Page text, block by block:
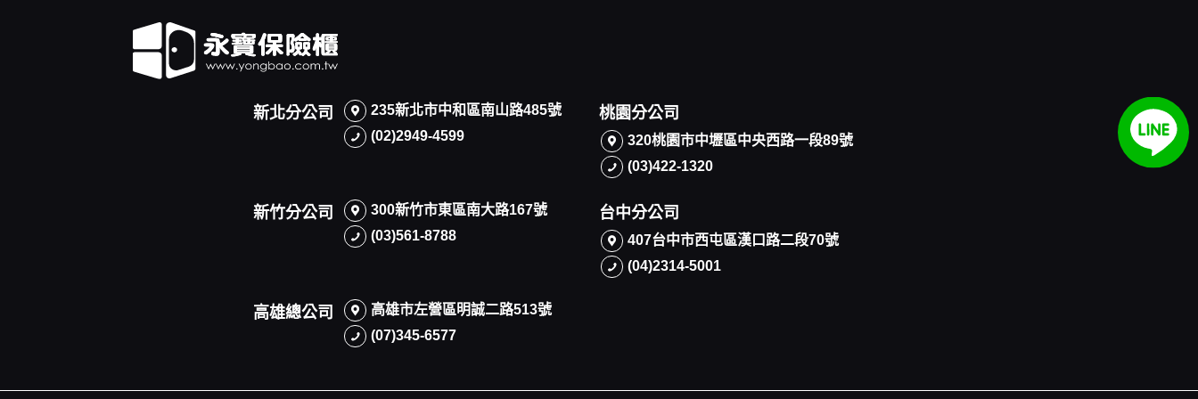
新北分公司
235新北市中和區南山路485號
(02)2949-4599
桃園分公司
320桃園市中壢區中央西路一段89號
(03)422-1320
新竹分公司
300新竹市東區南大路167號
(03)561-8788
台中分公司
407台中市西屯區漢口路二段70號
(04)2314-5001
高雄總公司
高雄市左營區明誠二路513號
(07)345-6577